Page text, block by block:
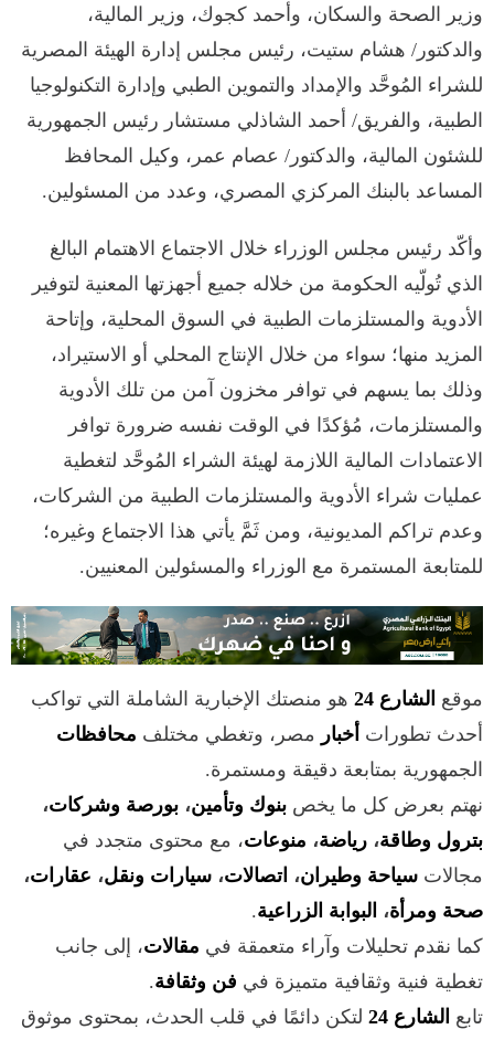
وزير الصحة والسكان، وأحمد كجوك، وزير المالية،
والدكتور/ هشام ستيت، رئيس مجلس إدارة الهيئة المصرية
للشراء المُوحَّد والإمداد والتموين الطبي وإدارة التكنولوجيا
الطبية، والفريق/ أحمد الشاذلي مستشار رئيس الجمهورية
للشئون المالية، والدكتور/ عصام عمر، وكيل المحافظ
المساعد بالبنك المركزي المصري، وعدد من المسئولين.
وأكّد رئيس مجلس الوزراء خلال الاجتماع الاهتمام البالغ
الذي تُولّيه الحكومة من خلاله جميع أجهزتها المعنية لتوفير
الأدوية والمستلزمات الطبية في السوق المحلية، وإتاحة
المزيد منها؛ سواء من خلال الإنتاج المحلي أو الاستيراد،
وذلك بما يسهم في توافر مخزون آمن من تلك الأدوية
والمستلزمات، مُؤكدًا في الوقت نفسه ضرورة توافر
الاعتمادات المالية اللازمة لهيئة الشراء المُوحَّد لتغطية
عمليات شراء الأدوية والمستلزمات الطبية من الشركات،
وعدم تراكم المديونية، ومن ثَمَّ يأتي هذا الاجتماع وغيره؛
للمتابعة المستمرة مع الوزراء والمسئولين المعنيين.
موقع الشارع 24
هو منصتك الإخبارية الشاملة التي تواكب
أحدث تطورات أخبار مصر، وتغطي مختلف محافظات
الجمهورية بمتابعة دقيقة ومستمرة.
نهتم بعرض كل ما يخص بنوك وتأمين، بورصة وشركات،
بترول وطاقة، رياضة، منوعات، مع محتوى متجدد في
مجالات سياحة وطيران، اتصالات، سيارات ونقل، عقارات،
صحة ومرأة، البوابة الزراعية.
كما نقدم تحليلات وآراء متعمقة في مقالات، إلى جانب
تغطية فنية وثقافية متميزة في فن وثقافة.
تابع الشارع 24 لتكن دائمًا في قلب الحدث، بمحتوى موثوق